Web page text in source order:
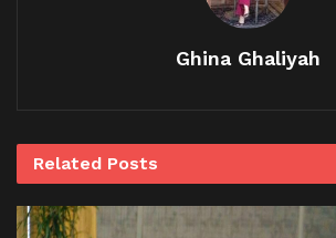
Ghina Ghaliyah
Related Posts